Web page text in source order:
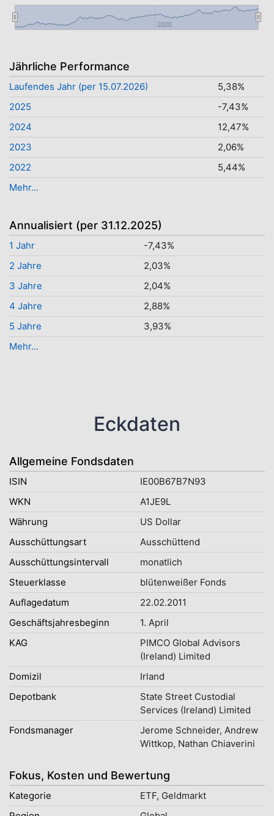
2020
Jährliche Performance
Laufendes Jahr (per 15.07.2026)
5,38%
2025
-7,43%
2024
12,47%
2023
2,06%
2022
5,44%
Mehr...
Annualisiert (per 31.12.2025)
1 Jahr
-7,43%
2 Jahre
2,03%
3 Jahre
2,04%
4 Jahre
2,88%
5 Jahre
3,93%
Mehr...
Eckdaten
Allgemeine Fondsdaten
ISIN
IE00B67B7N93
WKN
A1JE9L
Währung
US Dollar
Ausschüttungsart
Ausschüttend
Ausschüttungsintervall
monatlich
Steuerklasse
blütenweißer Fonds
Auflagedatum
22.02.2011
Geschäftsjahresbeginn
1. April
KAG
PIMCO Global Advisors
(Ireland) Limited
Domizil
Irland
Depotbank
State Street Custodial
Services (Ireland) Limited
Fondsmanager
Jerome Schneider, Andrew
Wittkop, Nathan Chiaverini
Fokus, Kosten und Bewertung
Kategorie
ETF, Geldmarkt